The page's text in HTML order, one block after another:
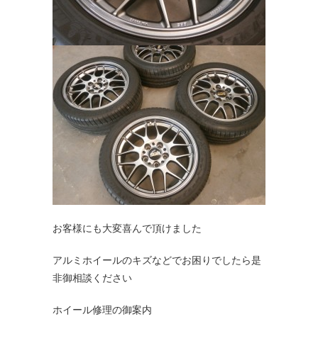
お客様にも大変喜んで頂けました
アルミホイールのキズなどでお困りでしたら是
非御相談ください
ホイール修理の御案内